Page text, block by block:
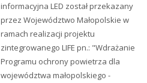
informacyjna LED został przekazany
przez Województwo Małopolskie w
ramach realizacji projektu
zintegrowanego LIFE pn.: "Wdrażanie
Programu ochrony powietrza dla
województwa małopolskiego -